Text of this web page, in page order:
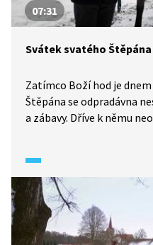
07:31
Svátek svatého Štěpána
Zatímco Boží hod je
Štěpána se odpradávna
a zábavy. Dříve k němu